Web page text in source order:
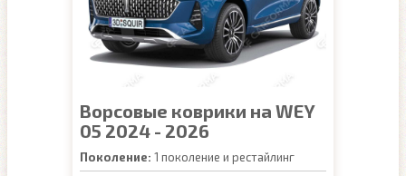
Ворсовые коврики на WEY
05 2024 - 2026
Поколение: 1 поколение и рестайлинг